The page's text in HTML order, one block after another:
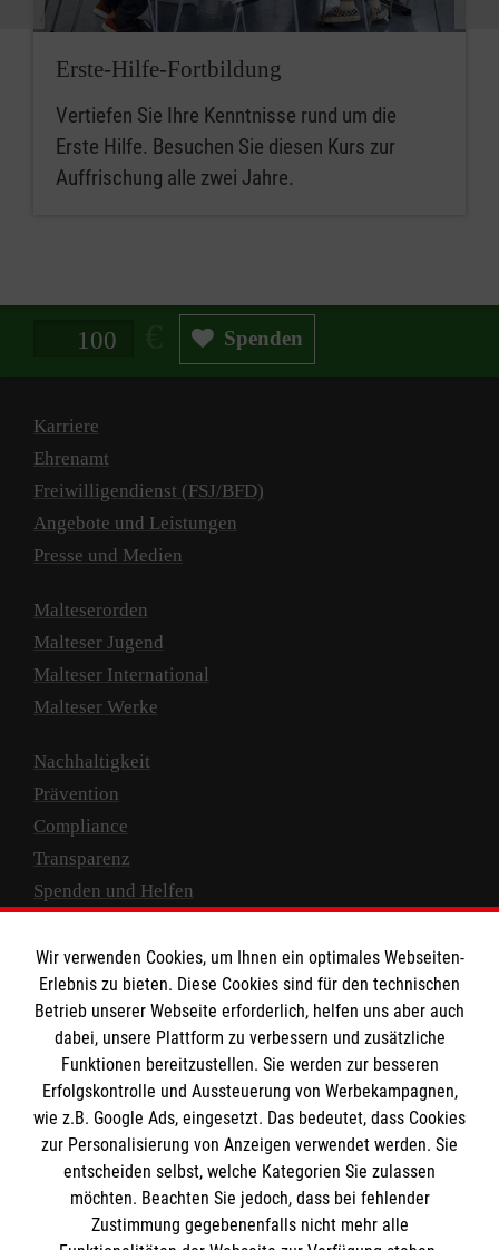
Erste-Hilfe-Fortbildung
Vertiefen Sie Ihre Kenntnisse rund um die
Erste Hilfe. Besuchen Sie diesen Kurs zur
Auffrischung alle zwei Jahre.
Spendenbetrag in Euro Spenden
Karriere
Ehrenamt
Freiwilligendienst (FSJ/BFD)
Angebote und Leistungen
Presse und Medien
Malteserorden
Malteser Jugend
Malteser International
Malteser Werke
Nachhaltigkeit
Prävention
Compliance
Transparenz
Spenden und Helfen
Empfänger: Malteser Hilfsdienst e.V.
IBAN: DE10 3706 0120 1201 2000 12
BIC: GENODED 1PA7
Wir verwenden Cookies, um Ihnen ein optimales Webseiten-
Erlebnis zu bieten. Diese Cookies sind für den technischen
Betrieb unserer Webseite erforderlich, helfen uns aber auch
dabei, unsere Plattform zu verbessern und zusätzliche
Funktionen bereitzustellen. Sie werden zur besseren
Erfolgskontrolle und Aussteuerung von Werbekampagnen,
wie z.B. Google Ads, eingesetzt. Das bedeutet, dass Cookies
zur Personalisierung von Anzeigen verwendet werden. Sie
entscheiden selbst, welche Kategorien Sie zulassen
möchten. Beachten Sie jedoch, dass bei fehlender
Zustimmung gegebenenfalls nicht mehr alle